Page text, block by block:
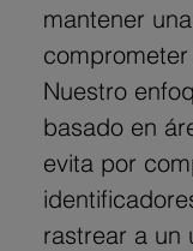
mantener
Nuestro
basado en
evita por
rastrear a un